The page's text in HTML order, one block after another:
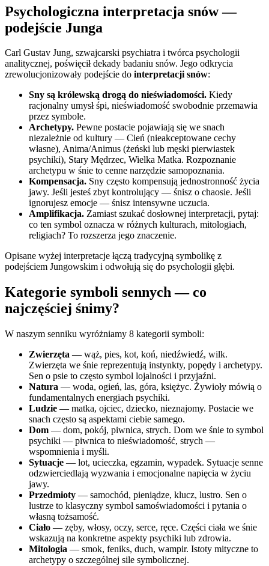
Psychologiczna interpretacja snów —
podejście Junga
Carl Gustav Jung, szwajcarski psychiatra i twórca psychologii
analitycznej, poświęcił dekady badaniu snów. Jego odkrycia
zrewolucjonizowały podejście do interpretacji snów:
Sny są królewską drogą do nieświadomości. Kiedy
racjonalny umysł śpi, nieświadomość swobodnie przemawia
przez symbole.
Archetypy. Pewne postacie pojawiają się we snach
niezależnie od kultury — Cień (nieakceptowane cechy
własne), Anima/Animus (żeński lub męski pierwiastek
psychiki), Stary Mędrzec, Wielka Matka. Rozpoznanie
archetypu w śnie to cenne narzędzie samopoznania.
Kompensacja. Sny często kompensują jednostronność życia
jawy. Jeśli jesteś zbyt kontrolujący — śnisz o chaosie. Jeśli
ignorujesz emocje — śnisz intensywne uczucia.
Amplifikacja. Zamiast szukać dosłownej interpretacji, pytaj:
co ten symbol oznacza w różnych kulturach, mitologiach,
religiach? To rozszerza jego znaczenie.
Opisane wyżej interpretacje łączą tradycyjną symbolikę z
podejściem Jungowskim i odwołują się do psychologii głębi.
Kategorie symboli sennych — co
najczęściej śnimy?
W naszym senniku wyróżniamy 8 kategorii symboli:
Zwierzęta — wąż, pies, kot, koń, niedźwiedź, wilk.
Zwierzęta we śnie reprezentują instynkty, popędy i archetypy.
Sen o psie to często symbol lojalności i przyjaźni.
Natura — woda, ogień, las, góra, księżyc. Żywioły mówią o
fundamentalnych energiach psychiki.
Ludzie — matka, ojciec, dziecko, nieznajomy. Postacie we
snach często są aspektami ciebie samego.
Dom — dom, pokój, piwnica, strych. Dom we śnie to symbol
psychiki — piwnica to nieświadomość, strych —
wspomnienia i myśli.
Sytuacje — lot, ucieczka, egzamin, wypadek. Sytuacje senne
odzwierciedlają wyzwania i emocjonalne napięcia w życiu
jawy.
Przedmioty — samochód, pieniądze, klucz, lustro. Sen o
lustrze to klasyczny symbol samoświadomości i pytania o
własną tożsamość.
Ciało — zęby, włosy, oczy, serce, ręce. Części ciała we śnie
wskazują na konkretne aspekty psychiki lub zdrowia.
Mitologia — smok, feniks, duch, wampir. Istoty mityczne to
archetypy o szczególnej sile symbolicznej.